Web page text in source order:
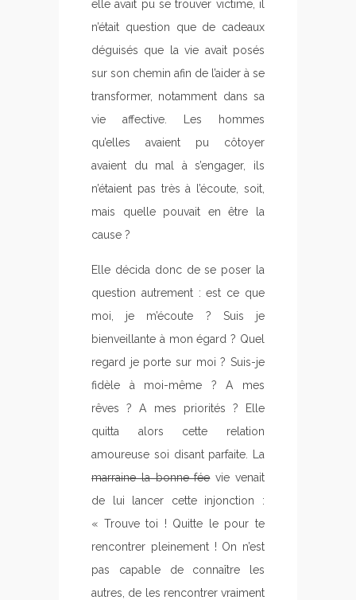
elle avait pu se trouver victime, il
n’était question que de cadeaux
déguisés que la vie avait posés
sur son chemin afin de l’aider à se
transformer, notamment dans sa
vie affective. Les hommes
qu’elles avaient pu côtoyer
avaient du mal à s’engager, ils
n’étaient pas très à l’écoute, soit,
mais quelle pouvait en être la
cause ?
Elle décida donc de se poser la
question autrement : est ce que
moi, je m’écoute ? Suis je
bienveillante à mon égard ? Quel
regard je porte sur moi ? Suis-je
fidèle à moi-même ? A mes
rêves ? A mes priorités ? Elle
quitta alors cette relation
amoureuse soi disant parfaite. La
marraine la bonne féevie venait
de lui lancer cette injonction :
« Trouve toi ! Quitte le pour te
rencontrer pleinement ! On n’est
pas capable de connaître les
autres, de les rencontrer vraiment